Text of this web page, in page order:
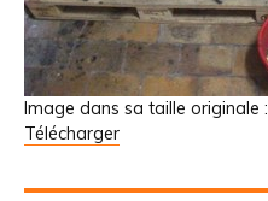
Image dans sa taille originale :
Télécharger